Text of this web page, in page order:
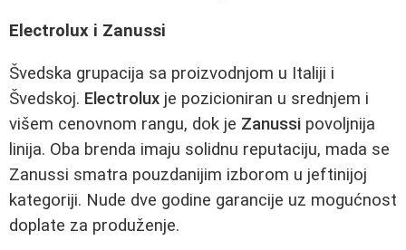
Electrolux i Zanussi
Švedska grupacija sa proizvodnjom u Italiji i
Švedskoj. Electrolux je pozicioniran u srednjem i
višem cenovnom rangu, dok je Zanussi povoljnija
linija. Oba brenda imaju solidnu reputaciju, mada se
Zanussi smatra pouzdanijim izborom u jeftinijoj
kategoriji. Nude dve godine garancije uz mogućnost
doplate za produženje.